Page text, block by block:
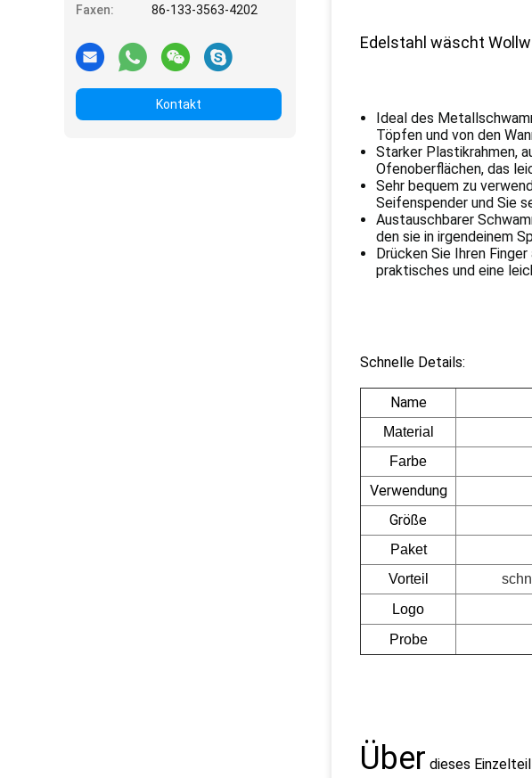
Faxen:
86-133-3563-4202
Kontakt
Edelstahl wäscht
Ideal des
Töpfen und von den
Starker Plastikrahmen,
Ofenoberflächen, das
Sehr bequem zu
Seifenspender und Sie
Austauschbarer
den sie in irgendeinem
Drücken Sie Ihren
praktisches und eine
Schnelle Details:
Name
Material
Farbe
Verwendung
Größe
Paket
Vorteil
Logo
Probe
Über dieses Einzelteil